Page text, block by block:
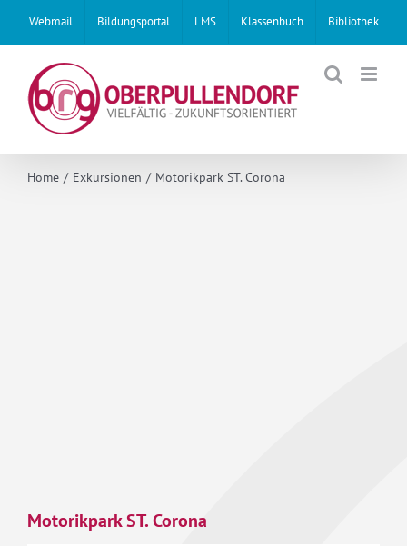
content
Webmail Bildungsportal LMS Klassenbuch Bibliothek
Home Exkursionen Motorikpark ST. Corona
Motorikpark ST. Corona